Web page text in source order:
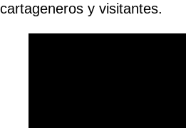
cartageneros y visitantes.